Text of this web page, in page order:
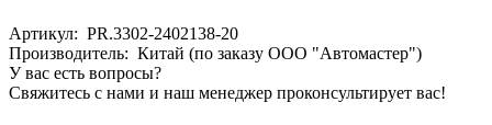
Артикул: PR.3302-2402138-20
Производитель: Китай (по заказу ООО "Автомастер")
У вас есть вопросы?
Свяжитесь с нами и наш менеджер проконсультирует вас!